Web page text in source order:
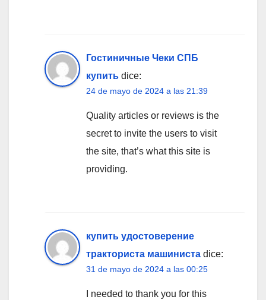
Гостиничные Чеки СПБ
купить dice:
24 de mayo de 2024 a las 21:39
Quality articles or reviews is the
secret to invite the users to visit
the site, that’s what this site is
providing.
купить удостоверение
тракториста машиниста dice:
31 de mayo de 2024 a las 00:25
I needed to thank you for this